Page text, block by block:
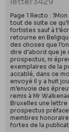
Page 1 Recto :
tout de suite ce
fortistes sauf à
retourne en
des choses que
dire d’abord que je
prospectus, ni
exemplaires de la
accablé, dans ce
envoyé il y a huit
m’envoie des
remis à Mr
Bruxelles une
prospectus
membres
fortes de la